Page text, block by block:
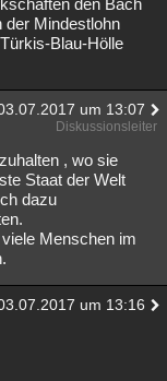
den Bach
der Mindestlohn
Blau-Hölle
um 13:07
Diskussionsleiter
, wo sie
Staat der Welt
dazu
Menschen im
um 13:16